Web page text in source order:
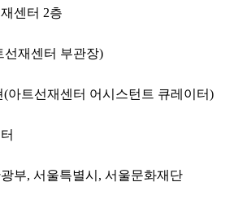
센터 2층
선재센터 부관장)
(아트선재센터 어시스턴트 큐레이터)
부, 서울특별시 , 서울문화재단